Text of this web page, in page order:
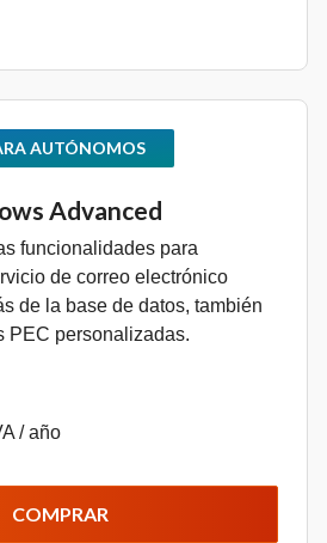
AUTÓNOMOS
Advanced
funcionalidades para
de correo electrónico
de la base de datos, también
PEC personalizadas.
/ año
COMPRAR